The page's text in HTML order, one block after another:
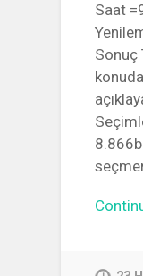
Saat
Sonuç